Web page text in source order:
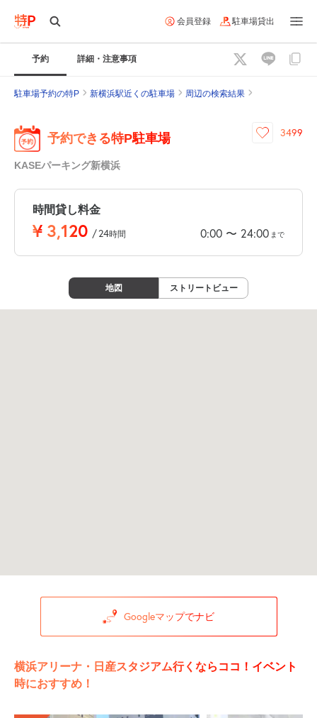
会員登録 駐車場貸出
予約 詳細・注意事項
駐車場予約の特P 新横浜駅近くの駐車場 周辺の検索結果
予約できる特P駐車場
KASEパーキング新横浜
3499
時間貸し料金
¥ 3,120 /24時間 0:00 〜 24:00 まで
地図 ストリートビュー
Googleマップでナビ
横浜アリーナ・日産スタジアム行くならココ！イベント
時におすすめ！